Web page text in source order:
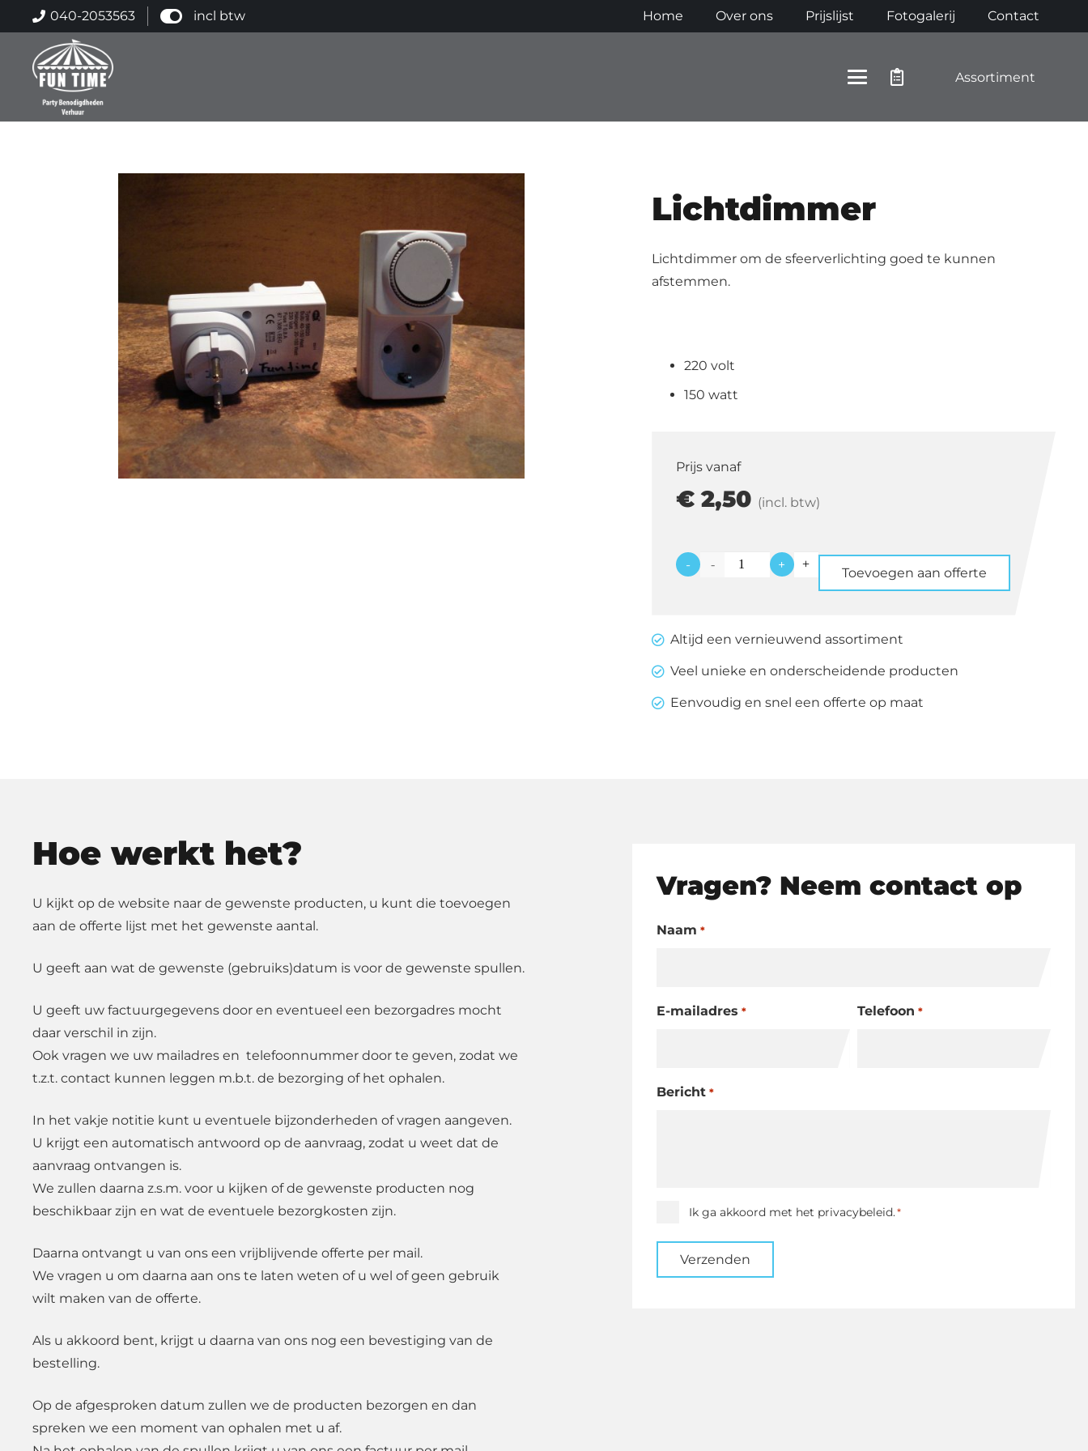
040-2053563 incl btw Home Over ons Prijslijst Fotogalerij Contact
Assortiment
Lichtdimmer
Lichtdimmer om de sfeerverlichting goed te kunnen
afstemmen.
220 volt
150 watt
Prijs vanaf
€ 2,50 (incl. btw)
-
Lichtdimmer
+ Toevoegen aan offerte
Altijd een vernieuwend assortiment
Veel unieke en onderscheidende producten
Eenvoudig en snel een offerte op maat
Hoe werkt het?
U kijkt op de website naar de gewenste producten, u kunt die toevoegen
aan de offerte lijst met het gewenste aantal.
U geeft aan wat de gewenste (gebruiks)datum is voor de gewenste spullen.
U geeft uw factuurgegevens door en eventueel een bezorgadres mocht
daar verschil in zijn.
Ook vragen we uw mailadres en telefoonnummer door te geven, zodat we
t.z.t. contact kunnen leggen m.b.t. de bezorging of het ophalen.
In het vakje notitie kunt u eventuele bijzonderheden of vragen aangeven.
U krijgt een automatisch antwoord op de aanvraag, zodat u weet dat de
aanvraag ontvangen is.
We zullen daarna z.s.m. voor u kijken of de gewenste producten nog
beschikbaar zijn en wat de eventuele bezorgkosten zijn.
Daarna ontvangt u van ons een vrijblijvende offerte per mail.
We vragen u om daarna aan ons te laten weten of u wel of geen gebruik
wilt maken van de offerte.
Als u akkoord bent, krijgt u daarna van ons nog een bevestiging van de
bestelling.
Op de afgesproken datum zullen we de producten bezorgen en dan
spreken we een moment van ophalen met u af.
Vragen? Neem contact op
Naam *
E-mailadres * Telefoon *
Bericht *
Instemming
Ik ga akkoord met het privacybeleid.*
Verzenden